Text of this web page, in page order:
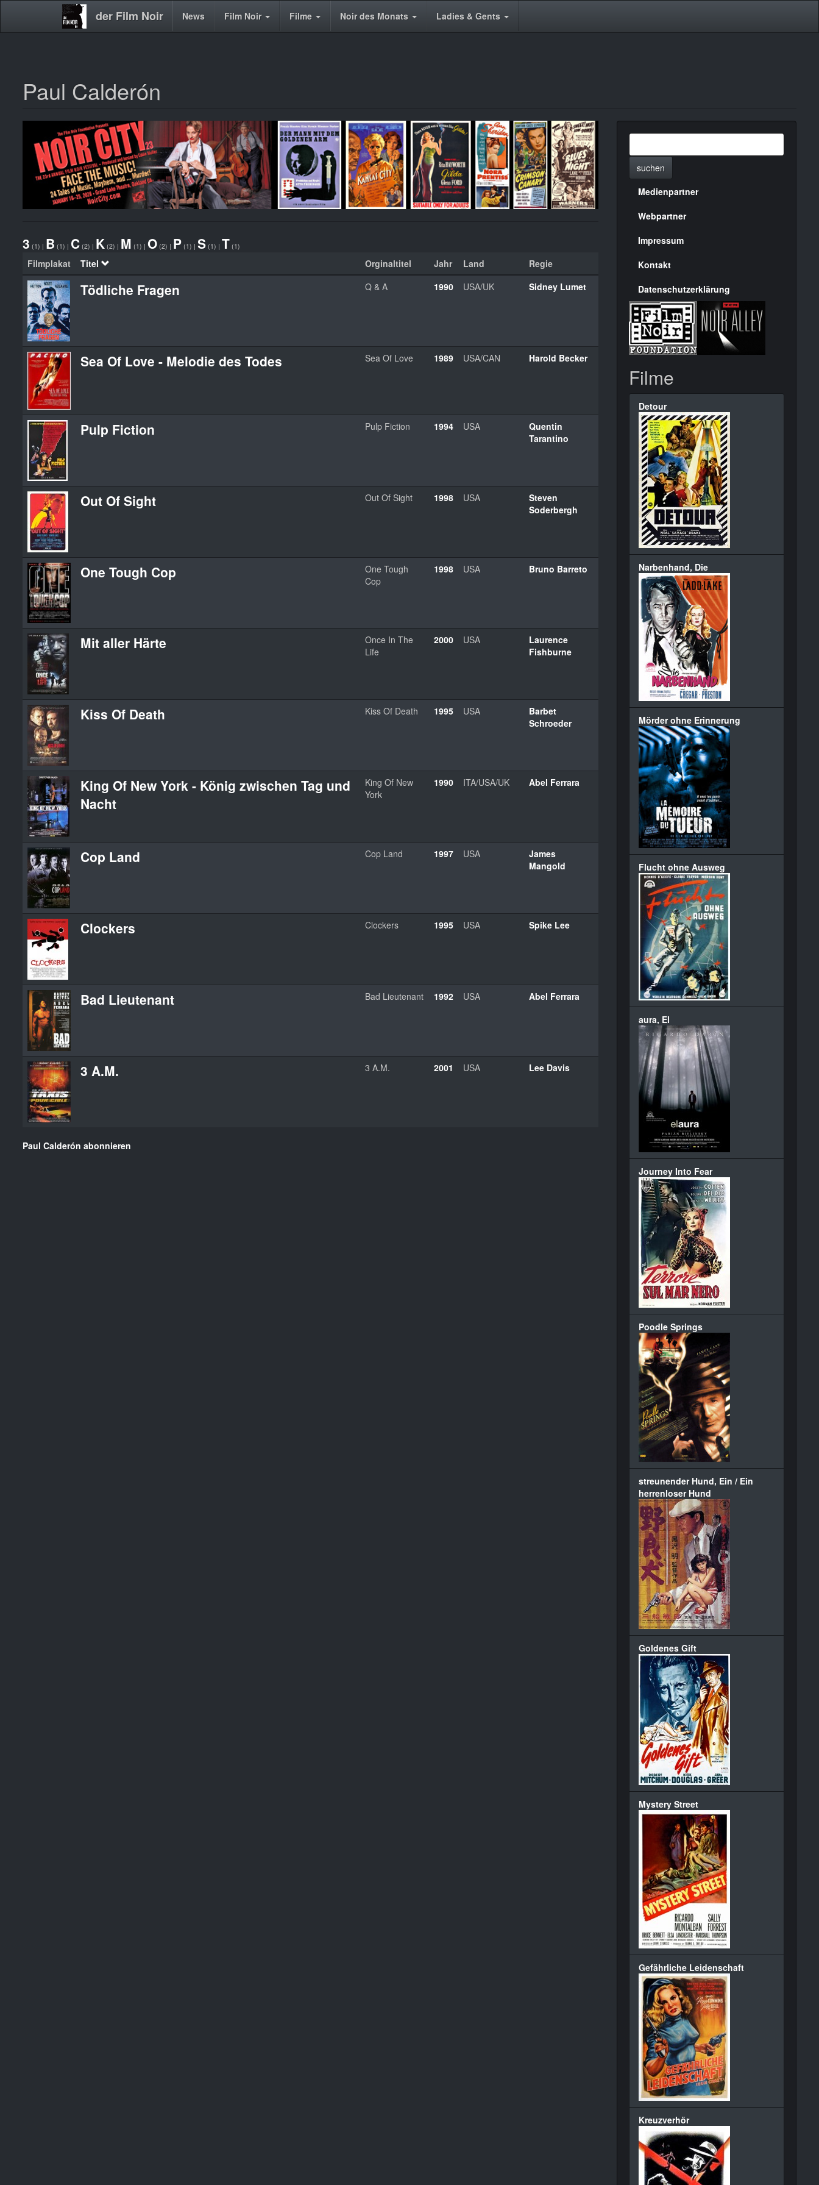
der Film Noir
Main News Film Noir Filme Noir des Monats Ladies & Gents
Paul Calderón
3 (1) | B (1) | C (2) | K (2) | M (1) | O (2) | P (1) | S (1) | T (1)
Filmplakat Titel Orginaltitel Jahr Land Regie
Tödliche Fragen Q & A 1990 USA/UK Sidney Lumet
Sea Of Love - Melodie des Todes Sea Of Love 1989 USA/CAN Harold Becker
Pulp Fiction Pulp Fiction 1994 USA
Quentin
Tarantino
Out Of Sight Out Of Sight 1998 USA
Steven
Soderbergh
One Tough Cop
One Tough
Cop
1998 USA Bruno Barreto
Mit aller Härte
Once In The
Life
2000 USA
Laurence
Fishburne
Kiss Of Death Kiss Of Death 1995 USA
Barbet
Schroeder
King Of New York - König zwischen Tag und
Nacht
King Of New
York
1990 ITA/USA/UK Abel Ferrara
Cop Land Cop Land 1997 USA
James
Mangold
Clockers Clockers 1995 USA Spike Lee
Bad Lieutenant Bad Lieutenant 1992 USA Abel Ferrara
3 A.M. 3 A.M. 2001 USA Lee Davis
Paul Calderón abonnieren
suchen
Menülinks
rechte
Seite
Medienpartner
Webpartner
Impressum
Kontakt
Datenschutzerklärung
Filme
Detour
Narbenhand, Die
Mörder ohne Erinnerung
Flucht ohne Ausweg
aura, El
Journey Into Fear
Poodle Springs
streunender Hund, Ein / Ein
herrenloser Hund
Goldenes Gift
Mystery Street
Gefährliche Leidenschaft
Kreuzverhör